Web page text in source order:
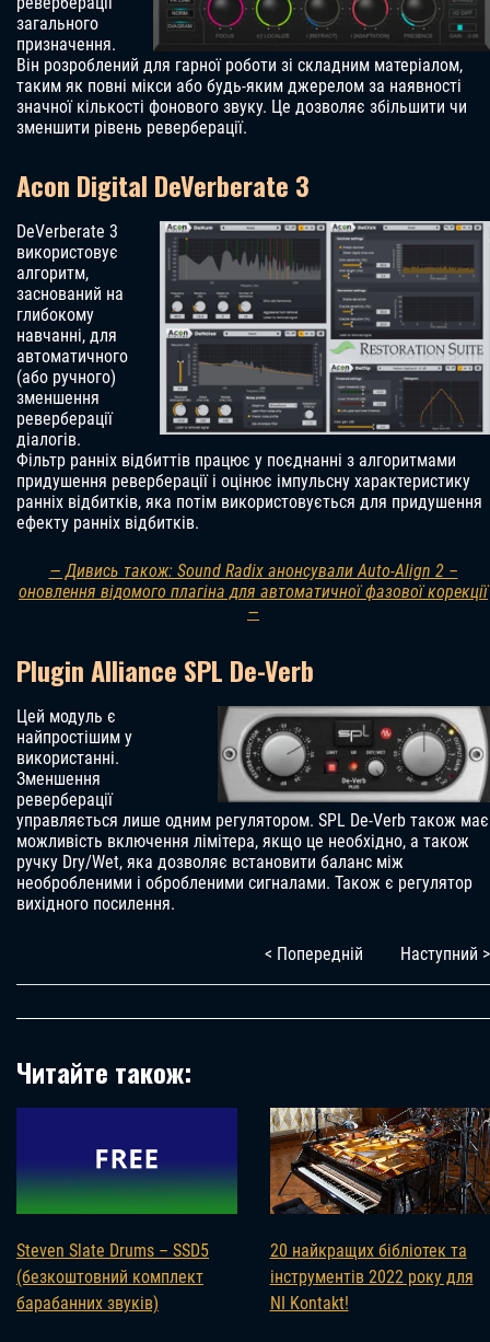
загального
призначення.
Він розроблений для гарної роботи зі складним матеріалом,
таким як повні мікси або будь-яким джерелом за наявності
значної кількості фонового звуку. Це дозволяє збільшити чи
зменшити рівень реверберації.
Acon Digital DeVerberate 3
DeVerberate 3
використовує
алгоритм,
заснований на
глибокому
навчанні, для
автоматичного
(або ручного)
зменшення
реверберації
діалогів.
Фільтр ранніх відбиттів працює у поєднанні з алгоритмами
придушення реверберації і оцінює імпульсну характеристику
ранніх відбитків, яка потім використовується для придушення
ефекту ранніх відбитків.
— Дивись також: Sound Radix анонсували Auto-Align 2 –
оновлення відомого плагіна для автоматичної фазової корекції
—
Plugin Alliance SPL De-Verb
Цей модуль є
найпростішим у
використанні.
Зменшення
реверберації
управляється лише одним регулятором. SPL De-Verb також має
можливість включення лімітера, якщо це необхідно, а також
ручку Dry/Wet, яка дозволяє встановити баланс між
необробленими і обробленими сигналами. Також є регулятор
вихідного посилення.
< Попередній Наступний >
Читайте також:
Steven Slate Drums – SSD5
(безкоштовний комплект
барабанних звуків)
20 найкращих бібліотек та
інструментів 2022 року для
NI Kontakt!